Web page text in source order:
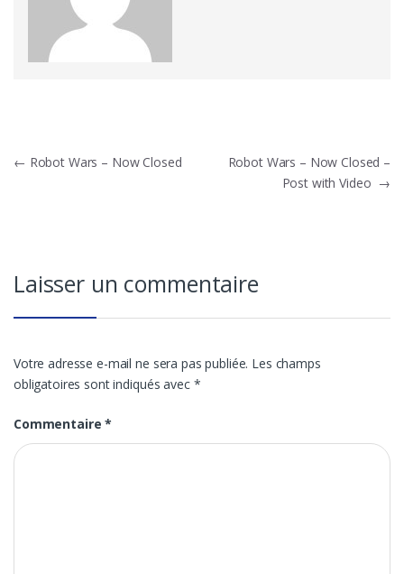
Navigation
← Robot Wars – Now Closed
Robot Wars – Now Closed –
Post with Video →
Laisser un commentaire
Votre adresse e-mail ne sera pas publiée. Les champs
obligatoires sont indiqués avec *
Commentaire*